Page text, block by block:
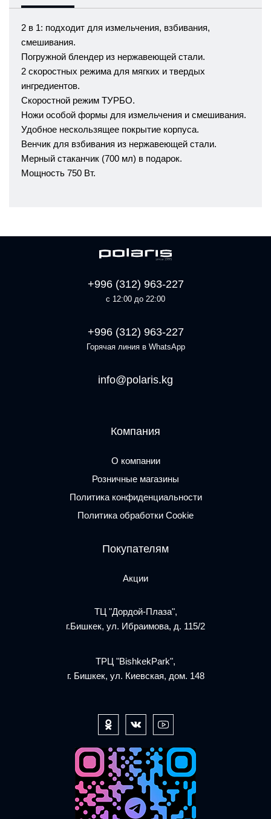
2 в 1: подходит для измельчения, взбивания,
смешивания.
Погружной блендер из нержавеющей стали.
2 скоростных режима для мягких и твердых
ингредиентов.
Скоростной режим ТУРБО.
Ножи особой формы для измельчения и смешивания.
Удобное нескользящее покрытие корпуса.
Венчик для взбивания из нержавеющей стали.
Мерный стаканчик (700 мл) в подарок.
Мощность 750 Вт.
+996 (312) 963-227
с 12:00 до 22:00
+996 (312) 963-227
Горячая линия в WhatsApp
info@polaris.kg
Компания
О компании
Розничные магазины
Политика конфиденциальности
Политика обработки Cookie
Покупателям
Акции
ТЦ "Дордой-Плаза",
г.Бишкек, ул. Ибраимова, д. 115/2
ТРЦ "BishkekPark",
г. Бишкек, ул. Киевская, дом. 148